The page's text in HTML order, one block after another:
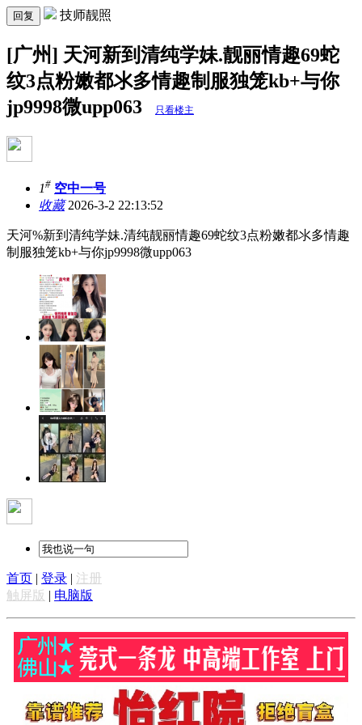
回复 技师靓照
[广州] 天河新到清纯学妹.靓丽情趣69蛇
纹3点粉嫩都氺多情趣制服独笼kb+与你
jp9998微upp063
只看楼主
1# 空中一号
收藏2026-3-2 22:13:52
天河%新到清纯学妹.清纯靓丽情趣69蛇纹3点粉嫩都氺多情趣
制服独笼kb+与你jp9998微upp063
首页 | 登录 | 注册
触屏版 | 电脑版